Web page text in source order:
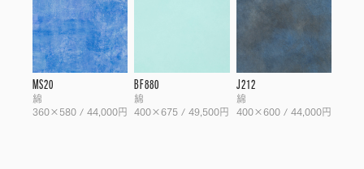
MS20
綿
360×580 / 44,000円
BF880
綿
400×675 / 49,500円
J212
綿
400×600 / 44,000円